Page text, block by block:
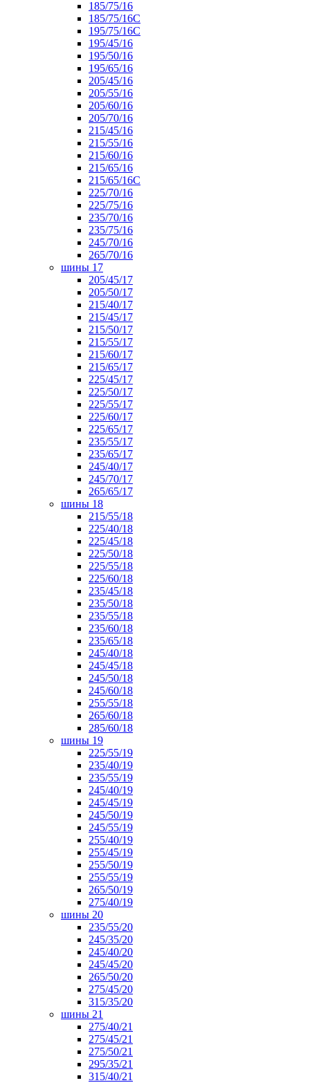
185/75/16
185/75/16С
195/75/16С
195/45/16
195/50/16
195/65/16
205/45/16
205/55/16
205/60/16
205/70/16
215/45/16
215/55/16
215/60/16
215/65/16
215/65/16С
225/70/16
225/75/16
235/70/16
235/75/16
245/70/16
265/70/16
шины 17
205/45/17
205/50/17
215/40/17
215/45/17
215/50/17
215/55/17
215/60/17
215/65/17
225/45/17
225/50/17
225/55/17
225/60/17
225/65/17
235/55/17
235/65/17
245/40/17
245/70/17
265/65/17
шины 18
215/55/18
225/40/18
225/45/18
225/50/18
225/55/18
225/60/18
235/45/18
235/50/18
235/55/18
235/60/18
235/65/18
245/40/18
245/45/18
245/50/18
245/60/18
255/55/18
265/60/18
285/60/18
шины 19
225/55/19
235/40/19
235/55/19
245/40/19
245/45/19
245/50/19
245/55/19
255/40/19
255/45/19
255/50/19
255/55/19
265/50/19
275/40/19
шины 20
235/55/20
245/35/20
245/40/20
245/45/20
265/50/20
275/45/20
315/35/20
шины 21
275/40/21
275/45/21
275/50/21
295/35/21
315/40/21